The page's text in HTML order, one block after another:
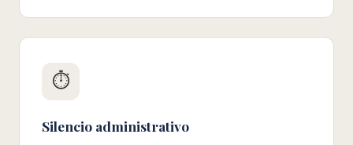
⏱️
Silencio administrativo